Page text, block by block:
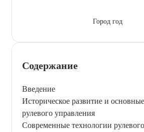
Город год
Содержание
Введение
Историческое развитие и
рулевого управления
Современные технологии